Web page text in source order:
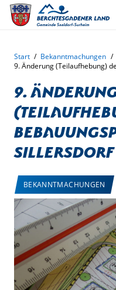
Start / Bekanntmachungen /
9. Änderung (Teilaufhebung)
9.
Sillersdorf
BEKANNTMACHUNGEN